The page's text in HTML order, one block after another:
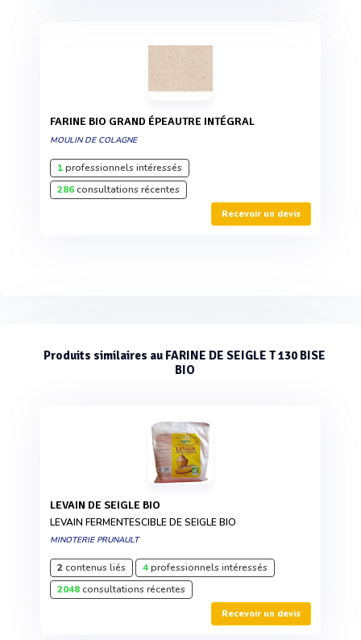
FARINE BIO GRAND ÉPEAUTRE INTÉGRAL
MOULIN DE COLAGNE
1professionnels intéressés
286consultations récentes
Recevoir un devis
Produits similaires au FARINE DE SEIGLE T 130 BISE
BIO
LEVAIN DE SEIGLE BIO
LEVAIN FERMENTESCIBLE DE SEIGLE BIO
MINOTERIE PRUNAULT
2contenus liés 4professionnels intéressés
2048consultations récentes
Recevoir un devis